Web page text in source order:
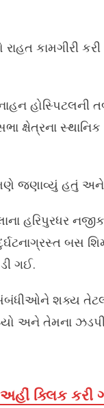
રાહત કામગીરી
હોસ્પિટલની
સ્થાનિક
હતું અને
હરિપુરધર
બસ
ગઈ.
શક્ય
અને તેમના
ક્લિક કરી